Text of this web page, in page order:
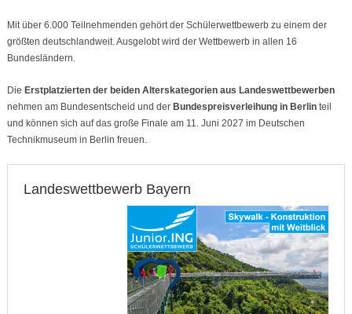
Mit über 6.000 Teilnehmenden gehört der Schülerwettbewerb zu einem der
größten deutschlandweit. Ausgelobt wird der Wettbewerb in allen 16
Bundesländern.
Die Erstplatzierten der beiden Alterskategorien aus Landeswettbewerben
nehmen am Bundesentscheid und der Bundespreisverleihung in Berlin teil
und können sich auf das große Finale am 11. Juni 2027 im Deutschen
Technikmuseum in Berlin freuen.
Landeswettbewerb Bayern